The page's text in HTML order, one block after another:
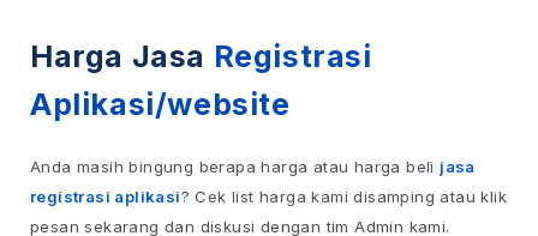
Harga Jasa Registrasi
Aplikasi/website
Anda masih bingung berapa harga atau harga beli jasa
registrasi aplikasi? Cek list harga kami disamping atau klik
pesan sekarang dan diskusi dengan tim Admin kami.